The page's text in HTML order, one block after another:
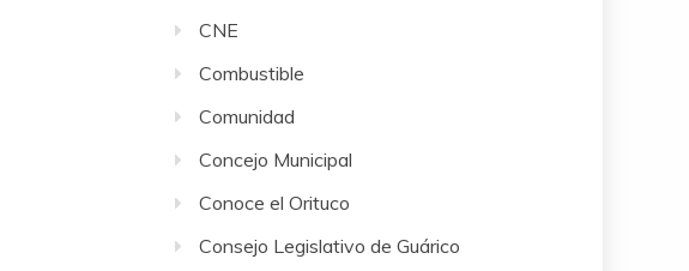
CNE
Combustible
Comunidad
Concejo Municipal
Conoce el Orituco
Consejo Legislativo de Guárico